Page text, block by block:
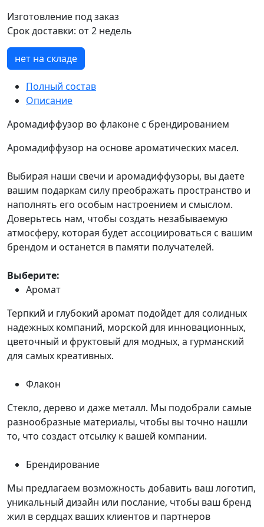
Изготовление под заказ
Срок доставки: от 2 недель
нет на складе
Полный состав
Описание
Аромадиффузор во флаконе с брендированием
Аромадиффузор на основе ароматических масел.
Выбирая наши свечи и аромадиффузоры, вы даете
вашим подаркам силу преображать пространство и
наполнять его особым настроением и смыслом.
Доверьтесь нам, чтобы создать незабываемую
атмосферу, которая будет ассоциироваться с вашим
брендом и останется в памяти получателей.
Выберите:
Аромат
Терпкий и глубокий аромат подойдет для солидных
надежных компаний, морской для инновационных,
цветочный и фруктовый для модных, а гурманский
для самых креативных.
Флакон
Стекло, дерево и даже металл. Мы подобрали самые
разнообразные материалы, чтобы вы точно нашли
то, что создаст отсылку к вашей компании.
Брендирование
Мы предлагаем возможность добавить ваш логотип,
уникальный дизайн или послание, чтобы ваш бренд
жил в сердцах ваших клиентов и партнеров